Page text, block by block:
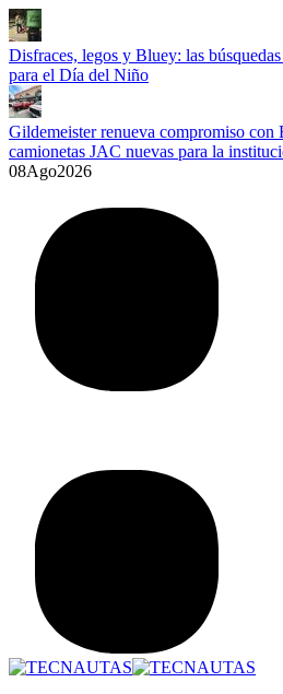
Disfraces, legos y Bluey: las
para el Día del Niño
Gildemeister renueva compromiso con
camionetas JAC nuevas para la
08Ago2026